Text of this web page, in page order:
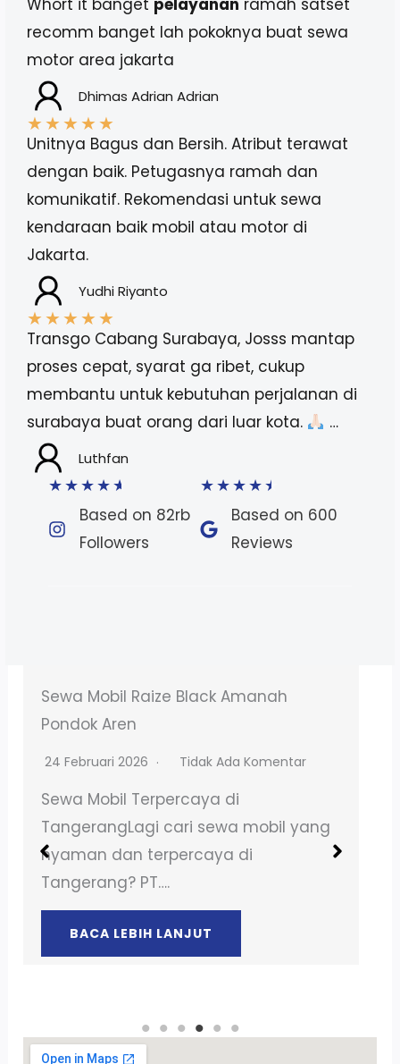
Whort it banget pelayanan ramah satset
recomm banget lah pokoknya buat sewa
motor area jakarta
Dhimas Adrian Adrian
★★★★★
Unitnya Bagus dan Bersih. Atribut terawat
dengan baik. Petugasnya ramah dan
komunikatif. Rekomendasi untuk sewa
kendaraan baik mobil atau motor di
Jakarta.
Yudhi Riyanto
★★★★★
Transgo Cabang Surabaya, Josss mantap
proses cepat, syarat ga ribet, cukup
membantu untuk kebutuhan perjalanan di
surabaya buat orang dari luar kota.
…
Luthfan
★★★★★
Based on 82rb
Followers​
★★★★★
Based on 600
Reviews​
Sewa Mobil Alphard Gen3 di Parigi
Terpercaya
30 Maret 2026 Tidak Ada Komentar
Sewa Mobil Terpercaya di
TangerangLagi cari sewa mobil yang
nyaman dan terpercaya di
Tangerang? PT….
BACA LEBIH LANJUT